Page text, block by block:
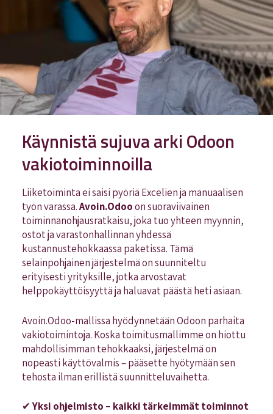
Käynnistä sujuva arki Odoon
vakiotoiminnoilla
Liiketoiminta ei saisi pyöriä Excelien ja manuaalisen
työn varassa.Avoin.Odooon suoraviivainen
toiminnanohjausratkaisu, joka tuo yhteen myynnin,
ostot ja varastonhallinnan yhdessä
kustannustehokkaassa paketissa. Tämä
selainpohjainen järjestelmä on suunniteltu
erityisesti yrityksille, jotka arvostavat
helppokäyttöisyyttä ja haluavat päästä heti asiaan.
Avoin.Odoo-mallissa hyödynnetään Odoon parhaita
vakiotoimintoja. Koska toimitusmallimme on hiottu
mahdollisimman tehokkaaksi, järjestelmä on
nopeasti käyttövalmis – pääsette hyötymään sen
tehosta ilman erillistä suunnitteluvaihetta.
✔Yksi ohjelmisto – kaikki tärkeimmät toiminnot